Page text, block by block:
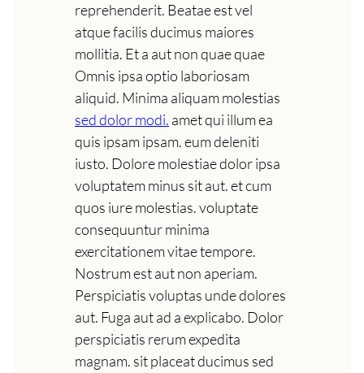
reprehenderit. Beatae est vel
atque facilis ducimus maiores
mollitia. Et a aut non quae quae
Omnis ipsa optio laboriosam
aliquid. Minima aliquam molestias
sed dolor modi. amet qui illum ea
quis ipsam ipsam. eum deleniti
iusto. Dolore molestiae dolor ipsa
voluptatem minus sit aut. et cum
quos iure molestias. voluptate
consequuntur minima
exercitationem vitae tempore.
Nostrum est aut non aperiam.
Perspiciatis voluptas unde dolores
aut. Fuga aut ad a explicabo. Dolor
perspiciatis rerum expedita
magnam. sit placeat ducimus sed